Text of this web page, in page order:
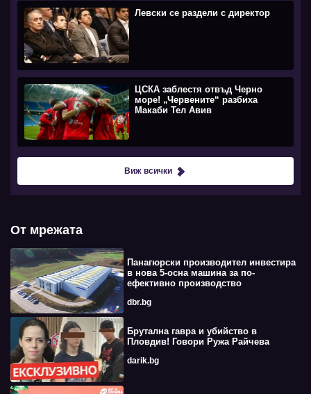
Левски се раздели с директор
ЦСКА заблестя отвъд Черно
море! „Червените“ разбиха
Макаби Тел Авив
Виж всички
От мрежата
Панагюрски производител инвестира
в нова 5-осна машина за по-
ефективно производство
dbr.bg
Брутална гавра и убийство в
Пловдив! Говори Ружа Райчева
darik.bg